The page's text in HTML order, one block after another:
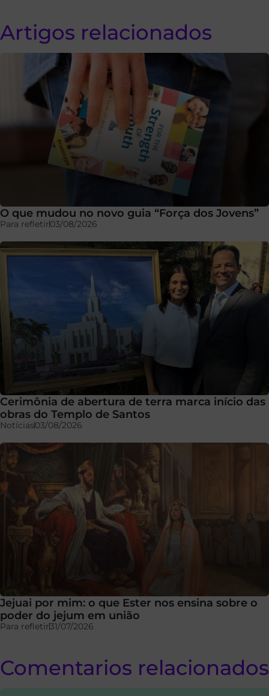
Artigos relacionados
O que mudou no novo guia “Força dos Jovens”
Para refletir03/08/2026
Cerimônia de abertura de terra marca início das
obras do Templo de Santos
Notícias03/08/2026
Jejuai por mim: o que Ester nos ensina sobre o
poder do jejum em união
Para refletir31/07/2026
Comentarios relacionados